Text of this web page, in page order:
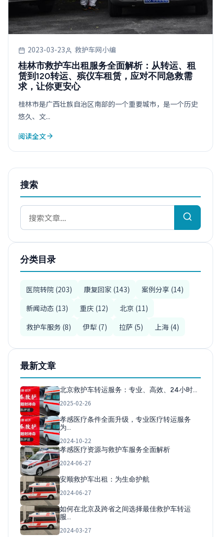
2023-03-23 救护车网小编
桂林市救护车出租服务全面解析：从转运、租
赁到120转运、殡仪车租赁，应对不同急救需
求，让你更安心
桂林市是广西壮族自治区南部的一个重要城市，是一个历史
悠久、文...
阅读全文
搜索
分类目录
医院转院 (203) 康复回家 (143)
案例分享 (14)
新闻动态 (13)
重庆 (12)
北京 (11)
救护车服务 (8)
伊犁 (7) 拉萨 (5) 上海 (4)
最新文章
北京救护车转运服务：专业、高效、24小时…
2025-02-26
孝感医疗条件全面升级，专业医疗转运服务
为…
2024-10-22
孝感医疗资源与救护车服务全面解析
2024-06-27
安顺救护车出租：为生命护航
2024-06-27
如何在北京及跨省之间选择最佳救护车转运
服…
2024-03-27